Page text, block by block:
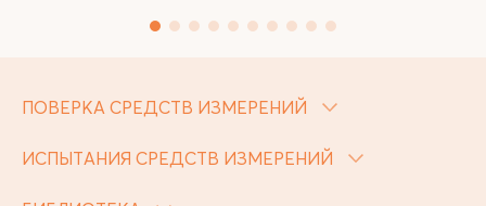
ПОВЕРКА СРЕДСТВ ИЗМЕРЕНИЙ
ИСПЫТАНИЯ СРЕДСТВ ИЗМЕРЕНИЙ